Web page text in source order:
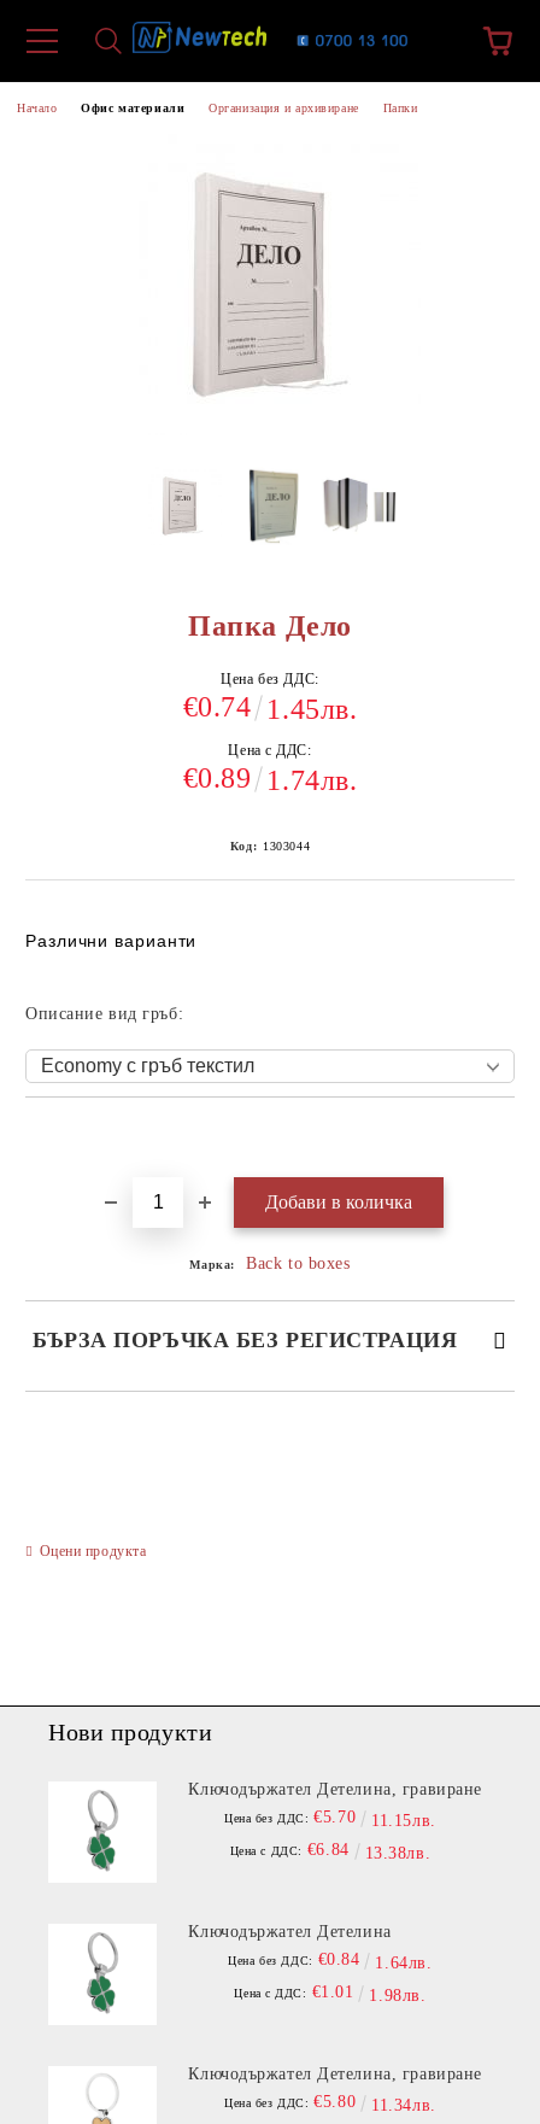
Начало Офис материали Организация и архивиране Папки
Папка Дело
Цена без ДДС:
€0.74 1.45лв.
Цена с ДДС:
€0.89 1.74лв.
Код: 1303044
Различни варианти
Описание вид гръб:
Марка: Back to boxes
БЪРЗА ПОРЪЧКА БЕЗ РЕГИСТРАЦИЯ
Оцени продукта
Нови продукти
Ключодържател Детелина, гравиране
Цена без ДДС: €5.70 11.15лв.
Цена с ДДС: €6.84 13.38лв.
Ключодържател Детелина
Цена без ДДС: €0.84 1.64лв.
Цена с ДДС: €1.01 1.98лв.
Ключодържател Детелина, гравиране
Цена без ДДС: €5.80 11.34лв.